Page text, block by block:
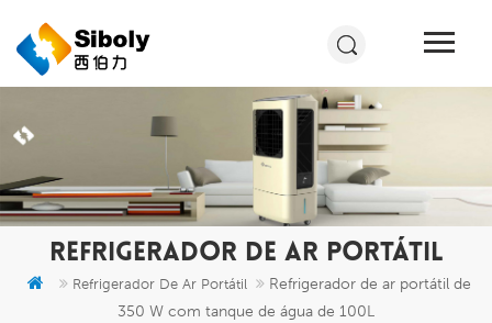
REFRIGERADOR DE AR PORTÁTIL
Refrigerador De Ar Portátil
Refrigerador de ar portátil de
350 W com tanque de água de 100L